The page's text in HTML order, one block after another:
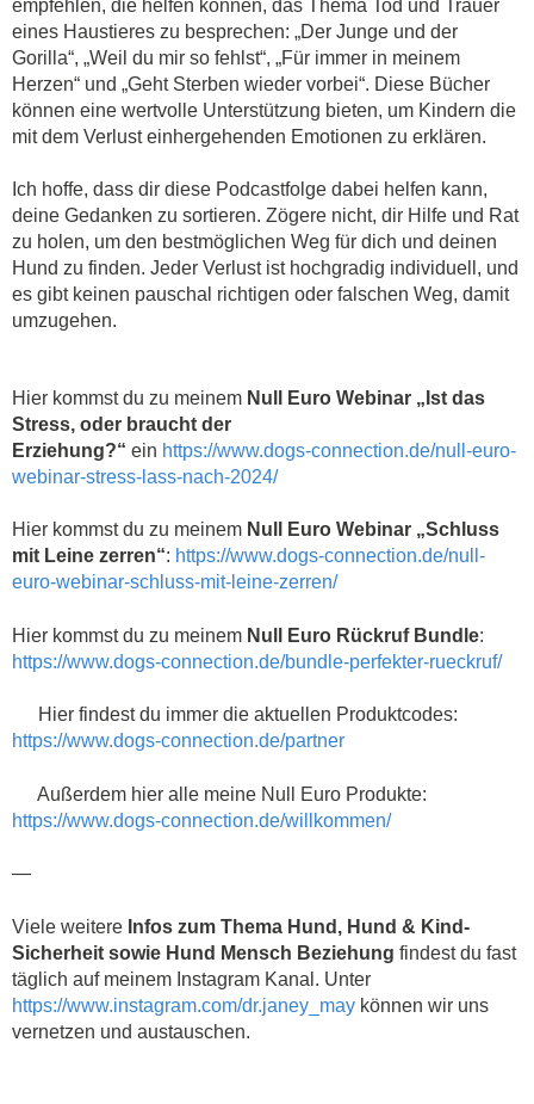
empfehlen, die helfen können, das Thema Tod und Trauer
eines Haustieres zu besprechen: „Der Junge und der
Gorilla“, „Weil du mir so fehlst“, „Für immer in meinem
Herzen“ und „Geht Sterben wieder vorbei“. Diese Bücher
können eine wertvolle Unterstützung bieten, um Kindern die
mit dem Verlust einhergehenden Emotionen zu erklären.
Ich hoffe, dass dir diese Podcastfolge dabei helfen kann,
deine Gedanken zu sortieren. Zögere nicht, dir Hilfe und Rat
zu holen, um den bestmöglichen Weg für dich und deinen
Hund zu finden. Jeder Verlust ist hochgradig individuell, und
es gibt keinen pauschal richtigen oder falschen Weg, damit
umzugehen.
Hier kommst du zu meinem Null Euro Webinar „Ist das
Stress, oder braucht der
Erziehung?“ ein https://www.dogs-connection.de/null-euro-
webinar-stress-lass-nach-2024/
Hier kommst du zu meinem Null Euro Webinar „Schluss
mit Leine zerren“: https://www.dogs-connection.de/null-
euro-webinar-schluss-mit-leine-zerren/
Hier kommst du zu meinem Null Euro Rückruf Bundle:
https://www.dogs-connection.de/bundle-perfekter-rueckruf/
Hier findest du immer die aktuellen Produktcodes:
https://www.dogs-connection.de/partner
Außerdem hier alle meine Null Euro Produkte:
https://www.dogs-connection.de/willkommen/
—
Viele weitere Infos zum Thema Hund, Hund & Kind-
Sicherheit sowie Hund Mensch Beziehung findest du fast
täglich auf meinem Instagram Kanal. Unter
https://www.instagram.com/dr.janey_may können wir uns
vernetzen und austauschen.